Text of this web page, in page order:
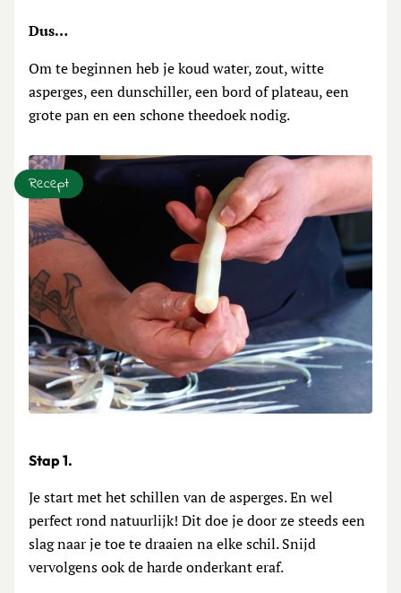
Dus…
Om te beginnen heb je koud water, zout, witte
asperges, een dunschiller, een bord of plateau, een
grote pan en een schone theedoek nodig.
Recept
Stap 1.
Je start met het schillen van de asperges. En wel
perfect rond natuurlijk! Dit doe je door ze steeds een
slag naar je toe te draaien na elke schil. Snijd
vervolgens ook de harde onderkant eraf.